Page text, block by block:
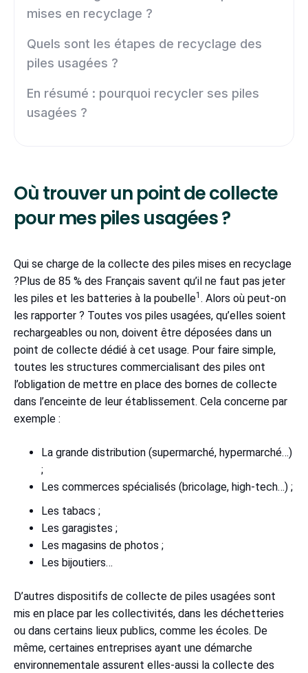
mises en recyclage ?
Quels sont les étapes de recyclage des
piles usagées ?
En résumé : pourquoi recycler ses piles
usagées ?
Où trouver un point de collecte
pour mes piles usagées ?
Qui se charge de la collecte des piles mises en recyclage
?Plus de 85 % des Français savent qu’il ne faut pas jeter
les piles et les batteries à la poubelle1 . Alors où peut-on
les rapporter ? Toutes vos piles usagées, qu’elles soient
rechargeables ou non, doivent être déposées dans un
point de collecte dédié à cet usage. Pour faire simple,
toutes les structures commercialisant des piles ont
l’obligation de mettre en place des bornes de collecte
dans l’enceinte de leur établissement. Cela concerne par
exemple :
La grande distribution (supermarché, hypermarché…)
;
Les commerces spécialisés (bricolage, high-tech…) ;
Les tabacs ;
Les garagistes ;
Les magasins de photos ;
Les bijoutiers…
D’autres dispositifs de collecte de piles usagées sont
mis en place par les collectivités, dans les déchetteries
ou dans certains lieux publics, comme les écoles. De
même, certaines entreprises ayant une démarche
environnementale assurent elles-aussi la collecte des